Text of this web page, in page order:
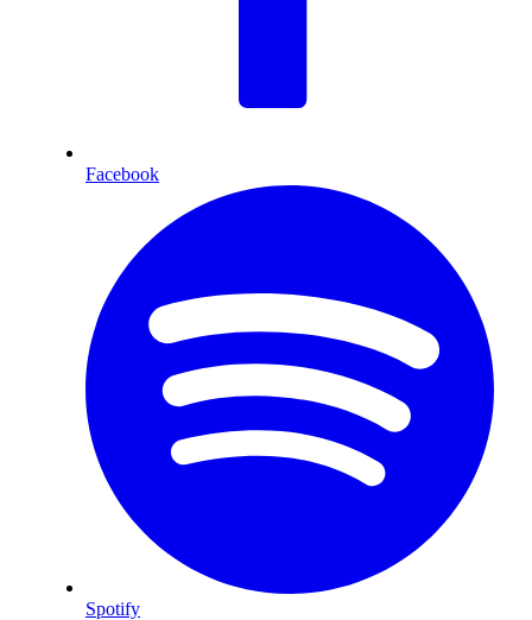
Facebook
Spotify